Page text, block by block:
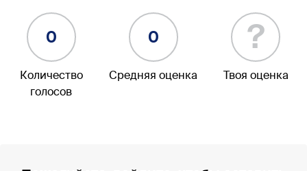
0
Количество
голосов
0
Средняя оценка
?
Твоя оценка